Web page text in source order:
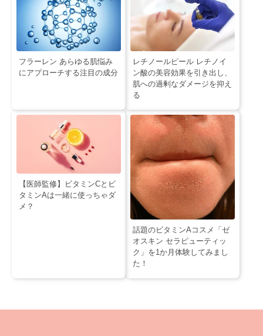
フラーレン あらゆる肌悩み
にアプローチする注目の成分
レチノールピール レチノイ
ン酸の美容効果を引き出し、
肌への過剰なダメージを抑え
る
【医師監修】ビタミンCとビ
タミンAは一緒に使っちゃダ
メ？
話題のビタミンAコスメ「ゼ
オスキン セラピューティッ
ク」を1か月体験してみまし
た！